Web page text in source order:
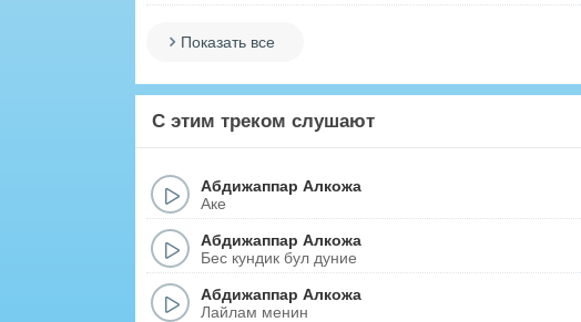
Показать все
С этим треком слушают
Абдижаппар Алкожа
Аке
Абдижаппар Алкожа
Бес кундик бул дуние
Абдижаппар Алкожа
Лайлам менин